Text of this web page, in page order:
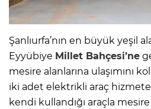
Şanlıurfa’nın en büyük yeşil
Eyyübiye Millet Bahçesi’ne
mesire alanlarına ulaşımını
iki adet elektrikli araç hizmete
kendi kullandığı araçla mesire